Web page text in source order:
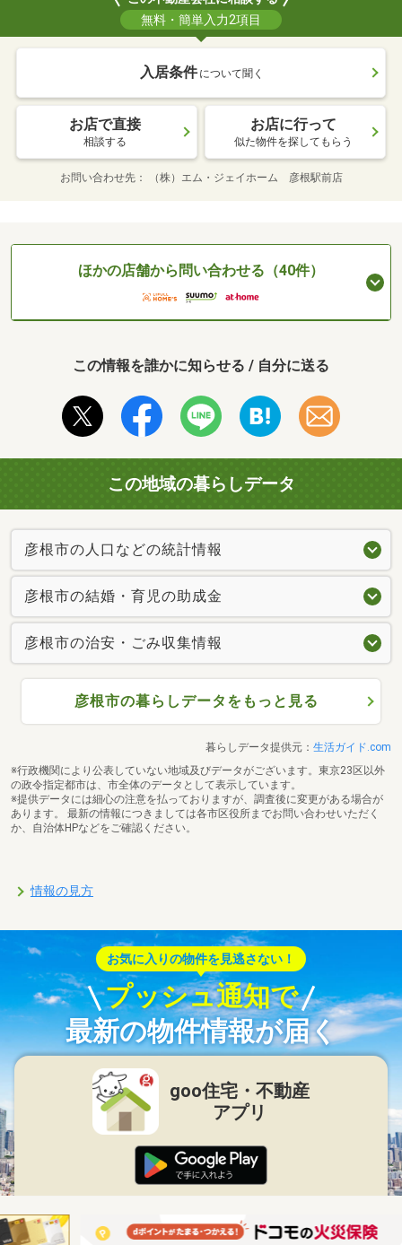
無料・簡単入力2項目
入居条件 について聞く
お店で直接
相談する
お店に行って
似た物件を探してもらう
お問い合わせ先 （株）エム・ジェイホーム 彦根駅前店
ほかの店舗から問い合わせる（40件）
この情報を誰かに知らせる / 自分に送る
この地域の暮らしデータ
彦根市の人口などの統計情報
彦根市の結婚・育児の助成金
彦根市の治安・ごみ収集情報
彦根市の暮らしデータをもっと見る
暮らしデータ提供元： 生活ガイド.com
※行政機関により公表していない地域及びデータがございます。東京23区以外
の政令指定都市は、市全体のデータとして表示しています。
※提供データには細心の注意を払っておりますが、調査後に変更がある場合が
あります。 最新の情報につきましては各市区役所までお問い合わせいただく
か、自治体HPなどをご確認ください。
情報の見方
お気に入りの物件を見逃さない！
プッシュ通知で
最新の物件情報が届く
goo住宅・不動産
アプリ